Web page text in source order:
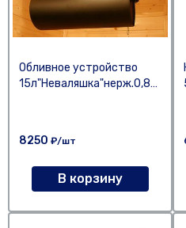
Обливное устройство
15л"Неваляшка"нерж.0,8мм
8250 ₽/шт
В корзину